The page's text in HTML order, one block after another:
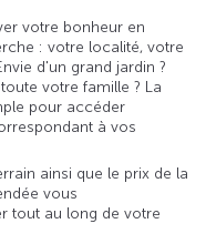
votre bonheur en
: votre localité, votre
d'un grand jardin ?
votre famille ? La
pour accéder
à vos
ainsi que le prix de la
vous
tout au long de votre